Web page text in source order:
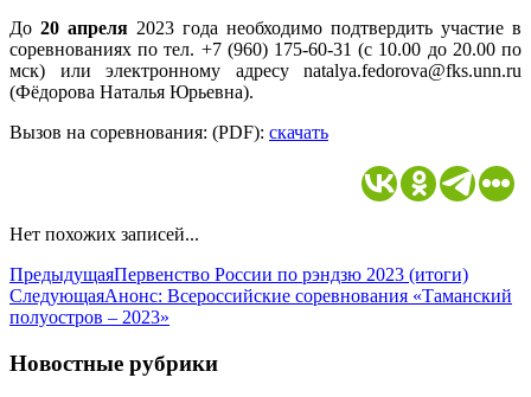
До 20 апреля 2023 года необходимо подтвердить участие в
соревнованиях по тел. +7 (960) 175-60-31 (с 10.00 до 20.00 по
мск) или электронному адресу natalya.fedorova@fks.unn.ru
(Фёдорова Наталья Юрьевна).
Вызов на соревнования: (PDF): скачать
Нет похожих записей...
ПредыдущаяПервенство России по рэндзю 2023 (итоги)
СледующаяАнонс: Всероссийские соревнования «Таманский
полуостров – 2023»
Новостные рубрики